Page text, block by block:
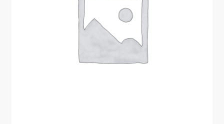
Юридические данные